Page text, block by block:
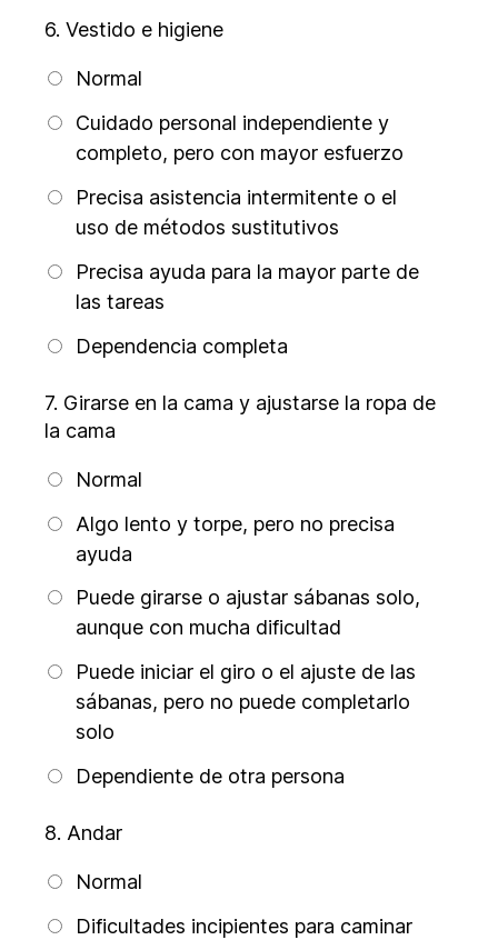
6. Vestido e higiene
Normal
Cuidado personal independiente y
completo, pero con mayor esfuerzo
Precisa asistencia intermitente o el
uso de métodos sustitutivos
Precisa ayuda para la mayor parte de
las tareas
Dependencia completa
7. Girarse en la cama y ajustarse la ropa de
la cama
Normal
Algo lento y torpe, pero no precisa
ayuda
Puede girarse o ajustar sábanas solo,
aunque con mucha dificultad
Puede iniciar el giro o el ajuste de las
sábanas, pero no puede completarlo
solo
Dependiente de otra persona
8. Andar
Normal
Dificultades incipientes para caminar